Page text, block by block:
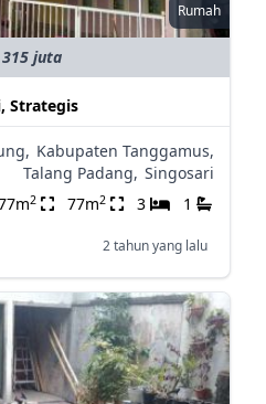
Rumah
315 juta
Strategis
Kabupaten Tanggamus,
Talang Padang, Singosari
2 77m2 3 1
2 tahun yang lalu